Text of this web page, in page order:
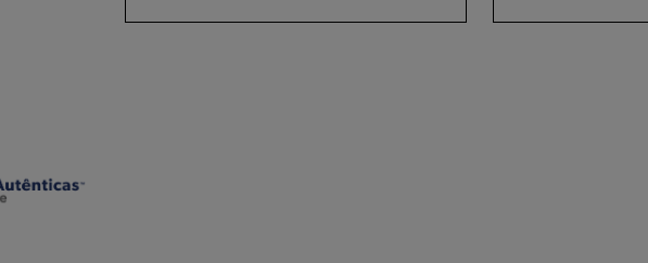
garantir que a tua sessão de
cores podem